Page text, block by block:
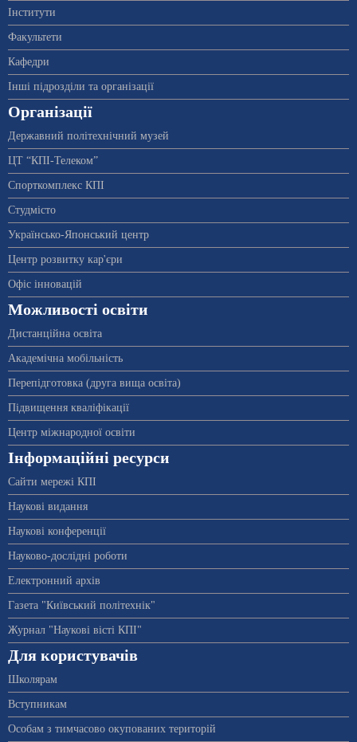
Інститути
Факультети
Кафедри
Інші підрозділи та організації
Організації
Державний політехнічний музей
ЦТ “КПІ-Телеком”
Спорткомплекс КПІ
Студмісто
Українсько-Японський центр
Центр розвитку кар'єри
Офіс інновацій
Можливості освіти
Дистанційна освіта
Академічна мобільність
Перепідготовка (друга вища освіта)
Підвищення кваліфікації
Центр міжнародної освіти
Інформаційні ресурси
Сайти мережі КПІ
Наукові видання
Наукові конференції
Науково-дослідні роботи
Електронний архів
Газета "Київський політехнік"
Журнал "Наукові вісті КПІ"
Для користувачів
Школярам
Вступникам
Особам з тимчасово окупованих територій